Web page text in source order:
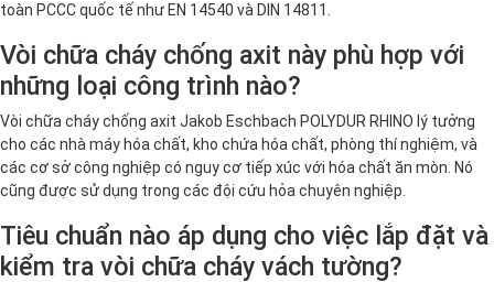
toàn PCCC quốc tế như EN 14540 và DIN 14811.
Vòi chữa cháy chống axit này phù hợp với
những loại công trình nào?
Vòi chữa cháy chống axit Jakob Eschbach POLYDUR RHINO lý tưởng
cho các nhà máy hóa chất, kho chứa hóa chất, phòng thí nghiệm, và
các cơ sở công nghiệp có nguy cơ tiếp xúc với hóa chất ăn mòn. Nó
cũng được sử dụng trong các đội cứu hỏa chuyên nghiệp.
Tiêu chuẩn nào áp dụng cho việc lắp đặt và
kiểm tra vòi chữa cháy vách tường?